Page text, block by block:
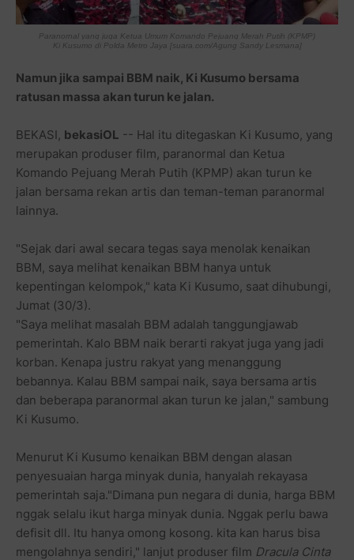
Paranornal yang juga Ketua Umum Komando Pejuang Merah Putih (KPMP)
Ki Kusumo di Polda Metro Jaya [suara.com/Agung Sandy Lesmana]
Namun jika sampai BBM naik, Ki Kusumo bersama
ratusan massa akan turun ke jalan.
BEKASI, bekasiOL -- Hal itu ditegaskan Ki Kusumo, yang
merupakan produser film, paranormal dan Ketua
Komando Pejuang Merah Putih (KPMP) akan turun ke
jalan bersama rekan artis dan teman-teman paranormal
lainnya.
"Sejak dari awal secara tegas saya menolak kenaikan
BBM, saya melihat kenaikan BBM hanya untuk
kepentingan kelompok," kata Ki Kusumo, saat dihubungi,
Jumat (30/3).
"Saya melihat masalah BBM adalah tanggungjawab
pemerintah. Kalo BBM naik berarti rakyat juga yang jadi
korban. Kenapa justru rakyat yang menanggung
bebannya. Kalau BBM sampai naik, saya bersama artis
dan beberapa paranormal akan turun ke jalan," sambung
Ki Kusumo.
Menurut Ki Kusumo kenaikan BBM dengan alasan
penyesuaian harga minyak dunia, hanyalah rekayasa
pemerintah saja."Dimana pun negara di dunia, harga BBM
nggak selalu ikut harga minyak dunia. Nggak perlu bawa
defisit dll. Itu hanya omong kosong. kita kan harus bisa
mengolahnya sendiri," lanjut produser film Dracula Cinta